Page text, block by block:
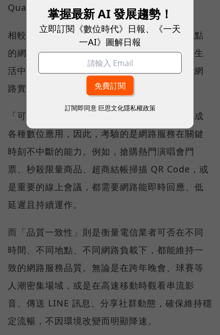
Quality）。
相較於傳統下載速度只反映單一時間、單一地點
的網路表現，這兩項指標更重視使用者在真實生
活中的整體體驗，因此也是最能反映電信業者網
路實力、最難取得的獎項。
「可靠性體驗」衡量的是使用者是否能順利完成
各種數位應用，因此，考驗的是網路服務在關鍵
時刻不中斷的能力。例如，搶購熱門演唱會門
票、秒殺限量商品、超商結帳掃描 QR Code，或
是重要的線上會議，都需要網路能即時回應、低
延遲且持續運作。
而「品質一致性」則是衡量電信業者可否在不同
時間、不同地點、不同網路負載下，都能維持一
致的網路服務品質。無論是在跨年晚會、球賽等
人潮密集場域，或是在高速移動時觀看串流影
音、傳送 LINE 訊息、分享社群動態，確保維持穩
定流暢，不因環境改變而明顯降速。
掌握最新 AI 發展趨勢！
立即訂閱《數位時代》日報、《一天
一AI》圖解日報
訂閱即同意 巨思文化隱私權政策